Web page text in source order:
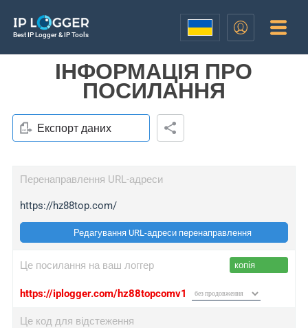
Best IP Logger & IP Tools
ІНФОРМАЦІЯ ПРО
ПОСИЛАННЯ
Експорт даних
Перенаправлення URL-адреси
https://hz88top.com/
Редагування URL-адреси перенаправлення
Це посилання на ваш логгер копія
https://iplogger.com/hz88topcomv1
Це код для відстеження